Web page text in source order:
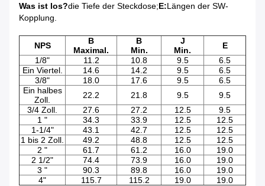
Was ist los?die Tiefe der Steckdose;E:Längen der SW-
Kopplung.
NPS
B
Maximal.
B
Min.
J
Min.
E
1/8"
11.2 10.8 9.5
6.5
Ein Viertel.
14.6 14.2 9.5
6.5
3/8"
18.0 17.6 9.5
6.5
Ein halbes
Zoll.
22.2 21.8 9.5
9.5
3/4 Zoll.
27.6 27.2 12.5
9.5
1 "
34.3 33.9 12.5
12.5
1-1/4"
43.1 42.7 12.5
12.5
1 bis 2 Zoll.
49.2 48.8 12.5
12.5
2 "
61.7 61.2 16.0
19.0
2 1/2"
74.4 73.9 16.0
19.0
3 "
90.3 89.8 16.0
19.0
4"
115.7 115.2 19.0 19.0